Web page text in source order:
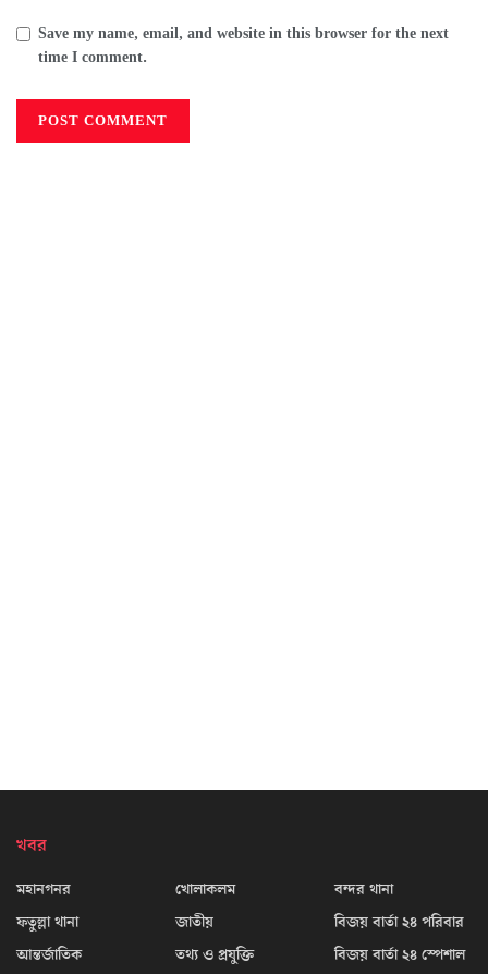
Save my name, email, and website in this browser for the next
time I comment.
খবর
মহানগনর
ফতুল্লা থানা
আন্তর্জাতিক
খোলাকলম
জাতীয়
তথ্য ও প্রযুক্তি
বন্দর থানা
বিজয় বার্তা ২৪ পরিবার
বিজয় বার্তা ২৪ স্পেশাল